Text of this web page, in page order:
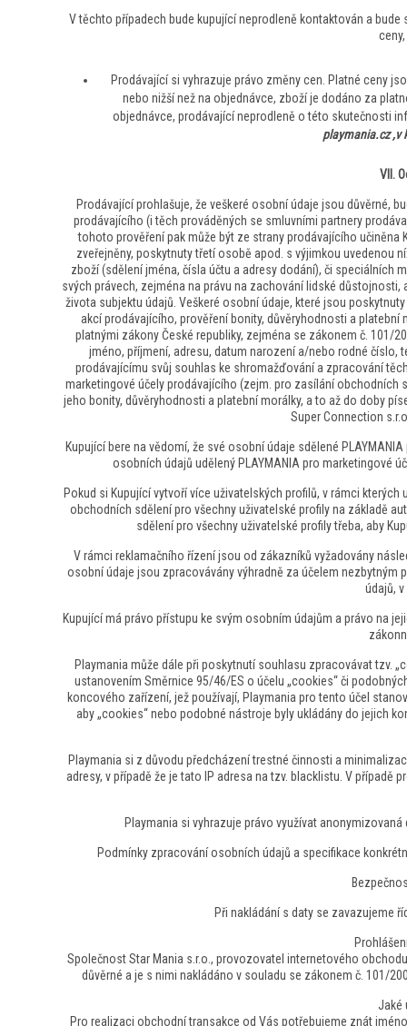
V těchto případech bude kupující neprodleně kontaktován a
Prodávající si vyhrazuje právo změny cen. Platné ceny
nebo nižší než na objednávce, zboží je dodáno za
objednávce, prodávající neprodleně o této skutečnosti
playmania.cz ,v
VII.
Prodávající prohlašuje, že veškeré osobní údaje jsou důvěrné,
prodávajícího (i těch prováděných se smluvními partnery
tohoto prověření pak může být ze strany prodávajícího
zveřejněny, poskytnuty třetí osobě apod. s výjimkou uvedenou
zboží (sdělení jména, čísla účtu a adresy dodání), či speciálních
svých právech, zejména na právu na zachování lidské
života subjektu údajů. Veškeré osobní údaje, které jsou
akcí prodávajícího, prověření bonity, důvěryhodnosti a
platnými zákony České republiky, zejména se zákonem č. 101/
jméno, příjmení, adresu, datum narození a/nebo rodné
prodávajícímu svůj souhlas ke shromažďování a zpracování
marketingové účely prodávajícího (zejm. pro zasílání
jeho bonity, důvěryhodnosti a platební morálky, a to až do doby
Super Connection
Kupující bere na vědomí, že své osobní údaje sdělené
osobních údajů udělený PLAYMANIA pro marketingové
Pokud si Kupující vytvoří více uživatelských profilů, v rámci
obchodních sdělení pro všechny uživatelské profily na základě
sdělení pro všechny uživatelské profily třeba, aby
V rámci reklamačního řízení jsou od zákazníků vyžadovány
osobní údaje jsou zpracovávány výhradně za účelem
údajů,
Kupující má právo přístupu ke svým osobním údajům a právo na
Playmania může dále při poskytnutí souhlasu zpracovávat tzv.
ustanovením Směrnice 95/46/ES o účelu „cookies“ či
koncového zařízení, jež používají, Playmania pro tento účel
aby „cookies“ nebo podobné nástroje byly ukládány do jejich
Playmania si z důvodu předcházení trestné činnosti a
adresy, v případě že je tato IP adresa na tzv. blacklistu. V
Playmania si vyhrazuje právo využívat
Podmínky zpracování osobních údajů a specifikace
Při nakládání s daty se zavazujeme
Společnost Star Mania s.r.o., provozovatel internetového
důvěrné a je s nimi nakládáno v souladu se zákonem č. 101/
Jaké
Pro realizaci obchodní transakce od Vás potřebujeme znát